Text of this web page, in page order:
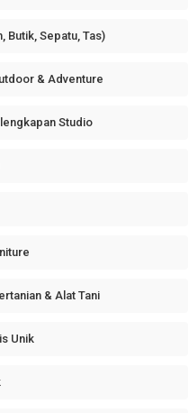
Butik, Sepatu, Tas)
& Adventure
Studio
& Alat Tani
Unik